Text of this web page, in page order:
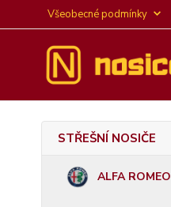
Všeobecné podmínky
STŘEŠNÍ NOSIČE
ALFA ROMEO